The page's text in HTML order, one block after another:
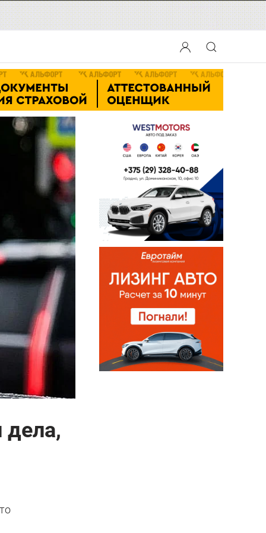
дела,